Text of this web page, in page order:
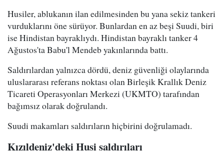
Husiler, ablukanın ilan edilmesinden bu yana sekiz tankeri
vurduklarını öne sürüyor. Bunlardan en az beşi Suudi, biri
ise Hindistan bayraklıydı. Hindistan bayraklı tanker 4
Ağustos'ta Babu'l Mendeb yakınlarında battı.
Saldırılardan yalnızca dördü, deniz güvenliği olaylarında
uluslararası referans noktası olan Birleşik Krallık Deniz
Ticareti Operasyonları Merkezi (UKMTO) tarafından
bağımsız olarak doğrulandı.
Suudi makamları saldırıların hiçbirini doğrulamadı.
Kızıldeniz'deki Husi saldırıları